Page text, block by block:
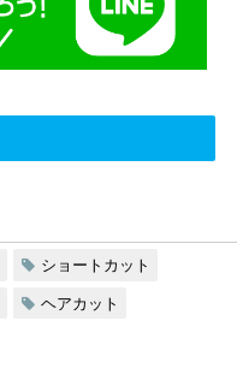
ショートカット
ヘアカット